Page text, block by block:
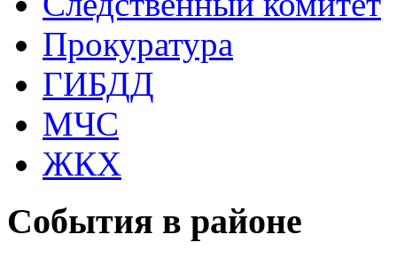
Прокуратура
ГИБДД
МЧС
ЖКХ
События в районе